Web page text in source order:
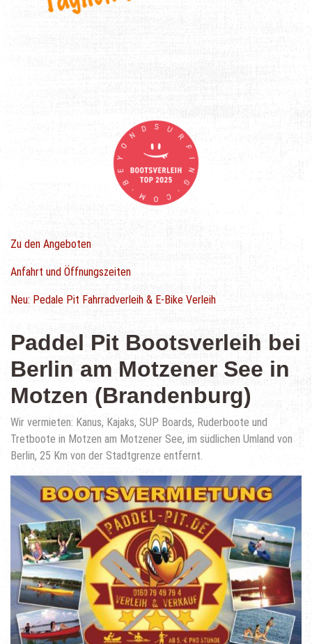
Zu den Angeboten
Anfahrt und Öffnungszeiten
Neu: Pedale Pit Fahrradverleih & E-Bike Verleih
Paddel Pit Bootsverleih bei
Berlin am Motzener See in
Motzen (Brandenburg)
Wir vermieten: Kanus, Kajaks, SUP Boards, Ruderboote und
Tretboote in Motzen am Motzener See, im südlichen Umland von
Berlin, 25 Km von der Stadtgrenze entfernt.